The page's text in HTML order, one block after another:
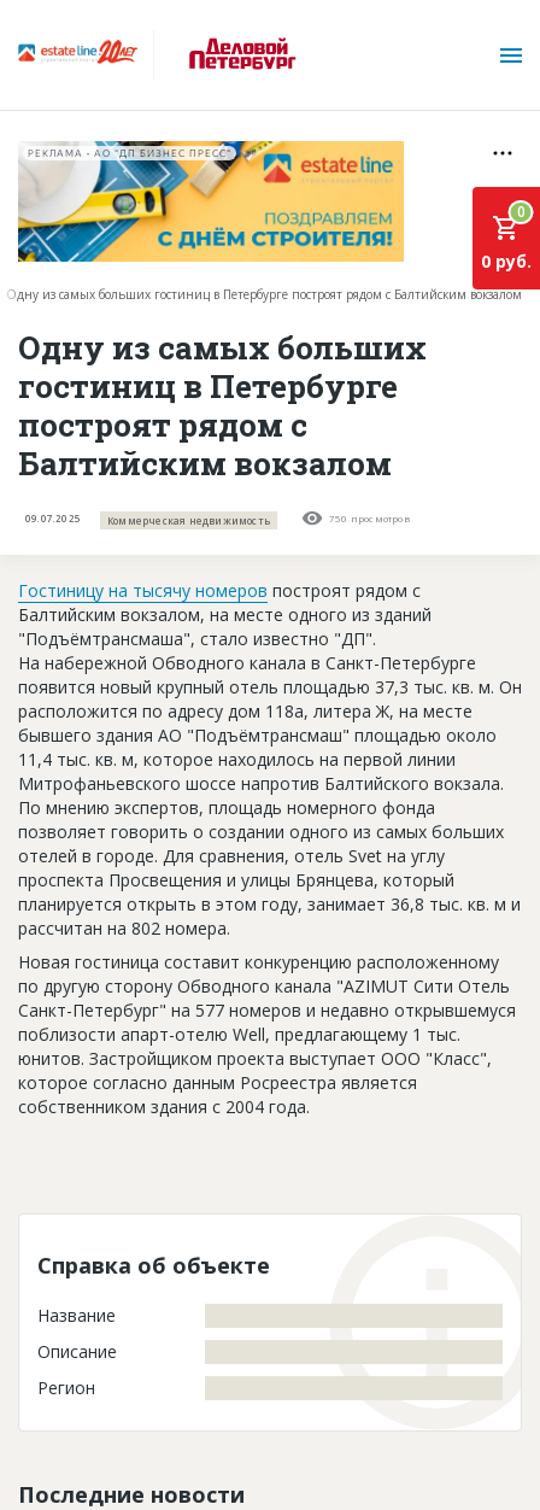
О проекте
Горячие объекты
База строящихся объектов
Инвестпроекты
Глоссарий
Новости
Платные услуги
Пресс-релизы
Правила работы
Контакты
Личный кабинет
РЕКЛАМА • АО "ДП БИЗНЕС ПРЕСС"
Одну из самых больших гостиниц в Петербурге построят рядом с Балтийским вокзалом
Одну из самых больших
гостиниц в Петербурге
построят рядом с
Балтийским вокзалом
09.07.2025 Коммерческая недвижимость 750 просмотров
0
0 руб.
Гостиницу на тысячу номеров построят рядом с
Балтийским вокзалом, на месте одного из зданий
"Подъёмтрансмаша", стало известно "ДП".
На набережной Обводного канала в Санкт-Петербурге
появится новый крупный отель площадью 37,3 тыс. кв. м. Он
расположится по адресу дом 118а, литера Ж, на месте
бывшего здания АО "Подъёмтрансмаш" площадью около
11,4 тыс. кв. м, которое находилось на первой линии
Митрофаньевского шоссе напротив Балтийского вокзала.
По мнению экспертов, площадь номерного фонда
позволяет говорить о создании одного из самых больших
отелей в городе. Для сравнения, отель Svet на углу
проспекта Просвещения и улицы Брянцева, который
планируется открыть в этом году, занимает 36,8 тыс. кв. м и
рассчитан на 802 номера.
Новая гостиница составит конкуренцию расположенному
по другую сторону Обводного канала "AZIMUT Сити Отель
Санкт-Петербург" на 577 номеров и недавно открывшемуся
поблизости апарт-отелю Well, предлагающему 1 тыс.
юнитов. Застройщиком проекта выступает ООО "Класс",
которое согласно данным Росреестра является
собственником здания с 2004 года.
Справка об объекте
Название
Описание
Регион
Последние новости